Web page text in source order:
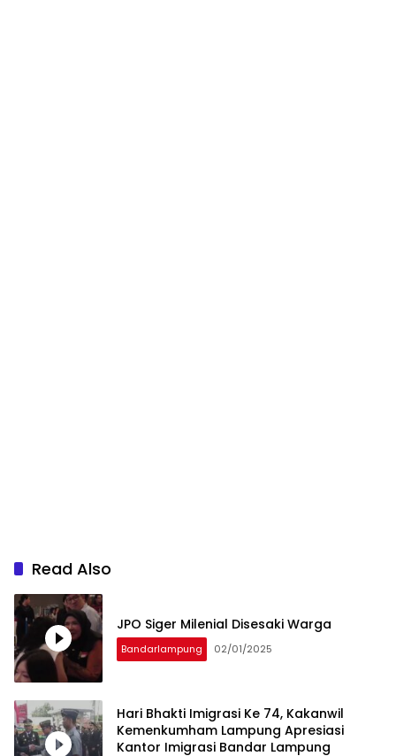
Read Also
JPO Siger Milenial Disesaki Warga
Bandarlampung 02/01/2025
Hari Bhakti Imigrasi Ke 74, Kakanwil
Kemenkumham Lampung Apresiasi
Kantor Imigrasi Bandar Lampung